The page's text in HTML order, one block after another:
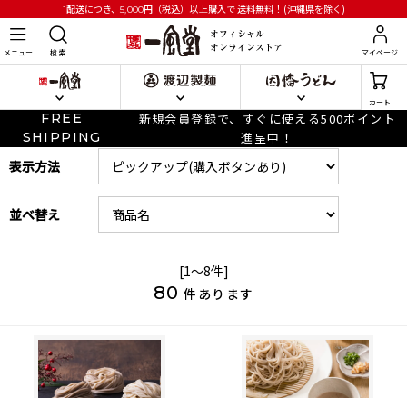
1配送につき、5,000円 （税込）以上購入で送料無料！(沖縄県を除く)
メニュー 検 索 マイページ
カート
FREE
SHIPPING
新規会員登録で、すぐに使える500ポイント
進呈中！
表示方法
並べ替え
[1～8件]
80 件あります